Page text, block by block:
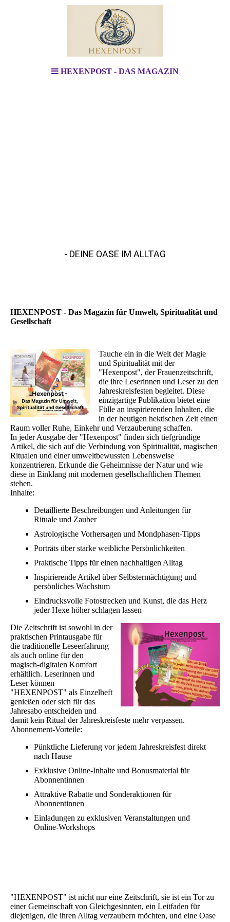
HEXENPOST - DAS MAGAZIN
- DEINE OASE IM ALLTAG
HEXENPOST - Das Magazin für Umwelt, Spiritualität und
Gesellschaft
Tauche ein in die Welt der Magie
und Spiritualität mit der
"Hexenpost", der Frauenzeitschrift,
die ihre Leserinnen und Leser zu den
Jahreskreisfesten begleitet. Diese
einzigartige Publikation bietet eine
Fülle an inspirierenden Inhalten, die
in der heutigen hektischen Zeit einen
Raum voller Ruhe, Einkehr und Verzauberung schaffen.
In jeder Ausgabe der "Hexenpost" finden sich tiefgründige
Artikel, die sich auf die Verbindung von Spiritualität, magischen
Ritualen und einer umweltbewussten Lebensweise
konzentrieren. Erkunde die Geheimnisse der Natur und wie
diese in Einklang mit modernen gesellschaftlichen Themen
stehen.
Inhalte:
Detaillierte Beschreibungen und Anleitungen für
Rituale und Zauber
Astrologische Vorhersagen und Mondphasen-Tipps
Porträts über starke weibliche Persönlichkeiten
Praktische Tipps für einen nachhaltigen Alltag
Inspirierende Artikel über Selbstermächtigung und
persönliches Wachstum
Eindrucksvolle Fotostrecken und Kunst, die das Herz
jeder Hexe höher schlagen lassen
Die Zeitschrift ist sowohl in der
praktischen Printausgabe für
die traditionelle Leseerfahrung
als auch online für den
magisch-digitalen Komfort
erhältlich. Leserinnen und
Leser können
"HEXENPOST" als Einzelheft
genießen oder sich für das
Jahresabo entscheiden und
damit kein Ritual der Jahreskreisfeste mehr verpassen.
Abonnement-Vorteile:
Pünktliche Lieferung vor jedem Jahreskreisfest direkt
nach Hause
Exklusive Online-Inhalte und Bonusmaterial für
Abonnentinnen
Attraktive Rabatte und Sonderaktionen für
Abonnentinnen
Einladungen zu exklusiven Veranstaltungen und
Online-Workshops
"HEXENPOST" ist nicht nur eine Zeitschrift, sie ist ein Tor zu
einer Gemeinschaft von Gleichgesinnten, ein Leitfaden für
diejenigen, die ihren Alltag verzaubern möchten, und eine Oase